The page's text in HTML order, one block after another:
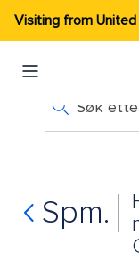
Visiting from
Søk
Spm.